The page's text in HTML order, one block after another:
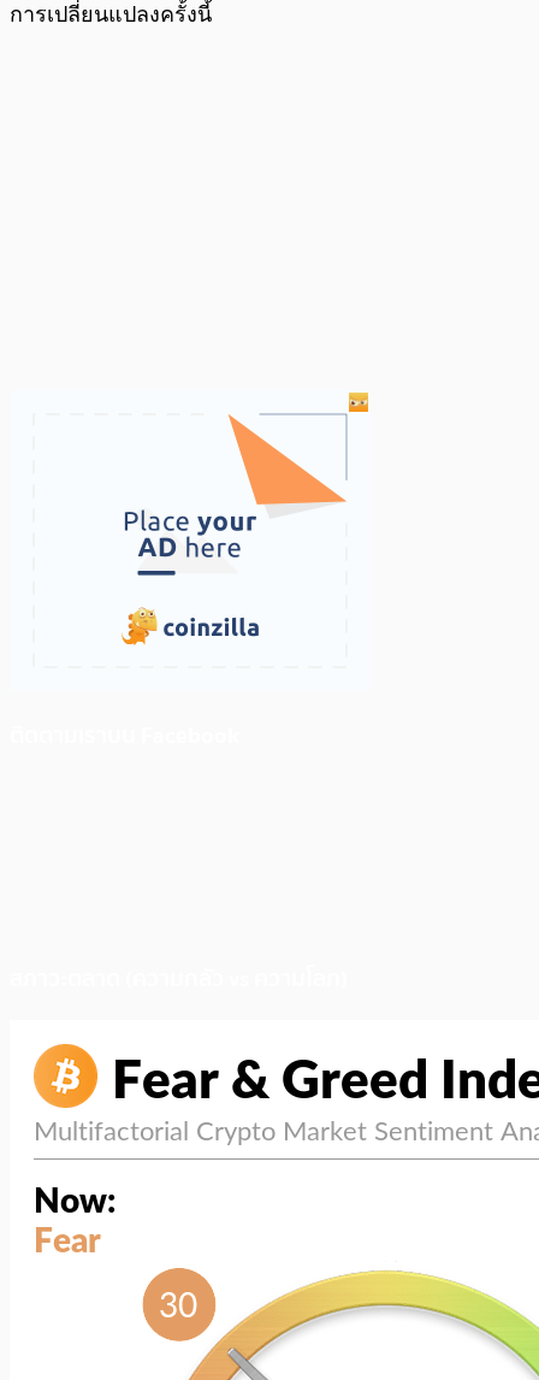
การเปลี่ยนแปลงครั้งนี้